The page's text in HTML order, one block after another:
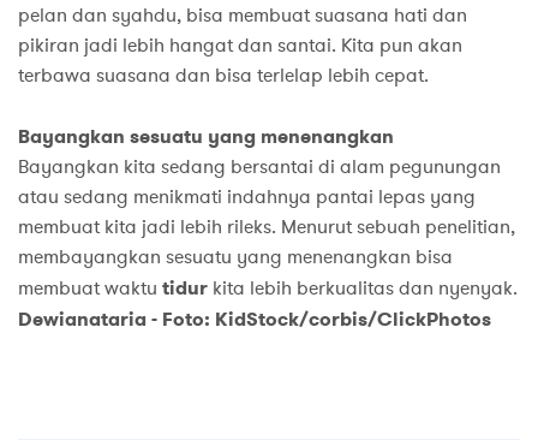
pelan dan syahdu, bisa membuat suasana hati dan
pikiran jadi lebih hangat dan santai. Kita pun akan
terbawa suasana dan bisa terlelap lebih cepat.
Bayangkan sesuatu yang menenangkan
Bayangkan kita sedang bersantai di alam pegunungan
atau sedang menikmati indahnya pantai lepas yang
membuat kita jadi lebih rileks. Menurut sebuah penelitian,
membayangkan sesuatu yang menenangkan bisa
membuat waktu tidur kita lebih berkualitas dan nyenyak.
Dewianataria - Foto: KidStock/corbis/ClickPhotos